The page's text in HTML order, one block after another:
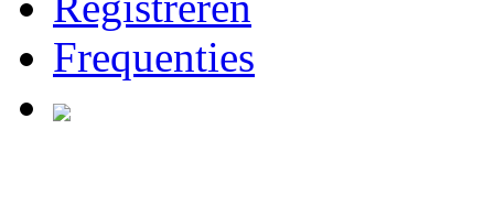
Frequenties